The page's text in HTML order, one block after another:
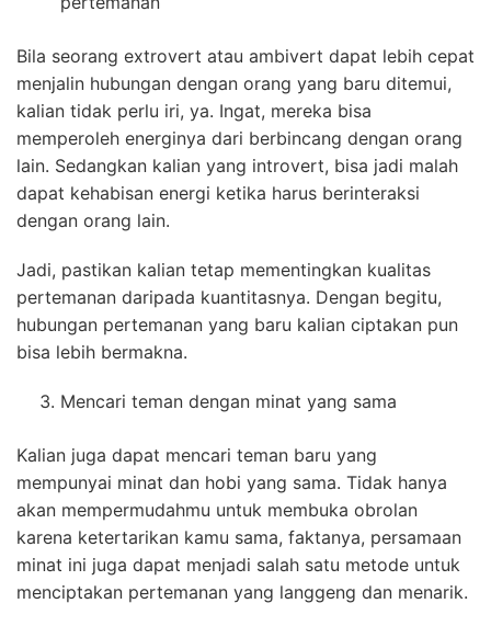
Bila seorang extrovert atau ambivert dapat lebih cepat
menjalin hubungan dengan orang yang baru ditemui,
kalian tidak perlu iri, ya. Ingat, mereka bisa
memperoleh energinya dari berbincang dengan orang
lain. Sedangkan kalian yang introvert, bisa jadi malah
dapat kehabisan energi ketika harus berinteraksi
dengan orang lain.
Jadi, pastikan kalian tetap mementingkan kualitas
pertemanan daripada kuantitasnya. Dengan begitu,
hubungan pertemanan yang baru kalian ciptakan pun
bisa lebih bermakna.
Mencari teman dengan minat yang sama
Kalian juga dapat mencari teman baru yang
mempunyai minat dan hobi yang sama. Tidak hanya
akan mempermudahmu untuk membuka obrolan
karena ketertarikan kamu sama, faktanya, persamaan
minat ini juga dapat menjadi salah satu metode untuk
menciptakan pertemanan yang langgeng dan menarik.